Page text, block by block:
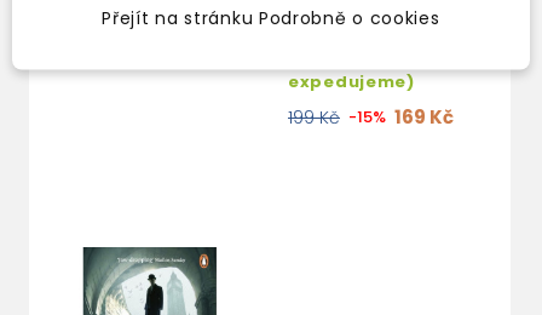
MUNICH
expedujeme)
199 Kč -15% 169 Kč
Přejít na stránku Podrobně o cookies